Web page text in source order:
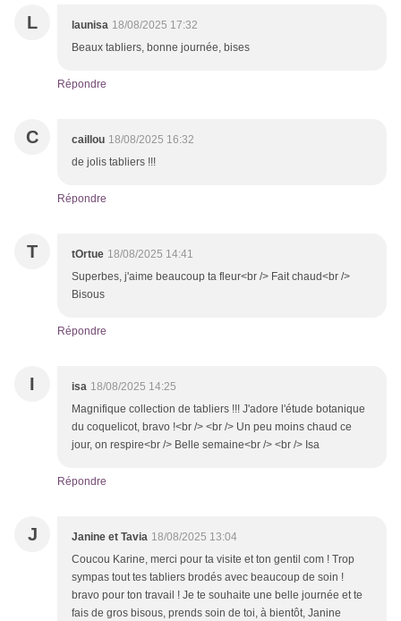
L launisa 18/08/2025 17:32
Beaux tabliers, bonne journée, bises
Répondre
C caillou 18/08/2025 16:32
de jolis tabliers !!!
Répondre
T tOrtue 18/08/2025 14:41
Superbes, j'aime beaucoup ta fleur<br /> Fait chaud<br />
Bisous
Répondre
I isa 18/08/2025 14:25
Magnifique collection de tabliers !!! J'adore l'étude botanique
du coquelicot, bravo !<br /> <br /> Un peu moins chaud ce
jour, on respire<br /> Belle semaine<br /> <br /> Isa
Répondre
J Janine et Tavia 18/08/2025 13:04
Coucou Karine, merci pour ta visite et ton gentil com ! Trop
sympas tout tes tabliers brodés avec beaucoup de soin !
bravo pour ton travail ! Je te souhaite une belle journée et te
fais de gros bisous, prends soin de toi, à bientôt, Janine